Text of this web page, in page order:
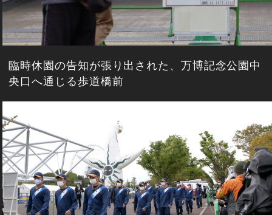
臨時休園の告知が張り出された、万博記念公園中
央口へ通じる歩道橋前